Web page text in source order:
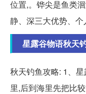
位置,。铧尖是鱼类
静、深三大优势、个
星露谷物语秋天
秋天钓鱼攻略: 1、
里,后到海里先把比